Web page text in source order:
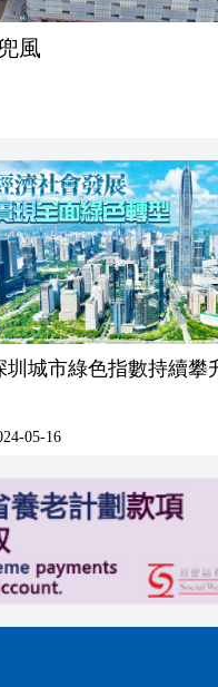
風
圳城市綠色指數持續攀
05-16